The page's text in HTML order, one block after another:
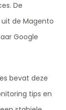
De
de Magento
Google
bevat deze
tips en